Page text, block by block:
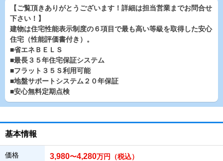
【ご覧頂きありがとうございます！詳細は担当営業までお問合せ
下さい！】
建物は住宅性能表示制度の６項目で最も高い等級を取得した安心
住宅（性能評価書付き）。
■省エネＢＥＬＳ
■最長３５年住宅保証システム
■フラット３５Ｓ利用可能
■地盤サポートシステム２０年保証
■安心無料定期点検
基本情報
価格 3,980〜4,280万円（税込）